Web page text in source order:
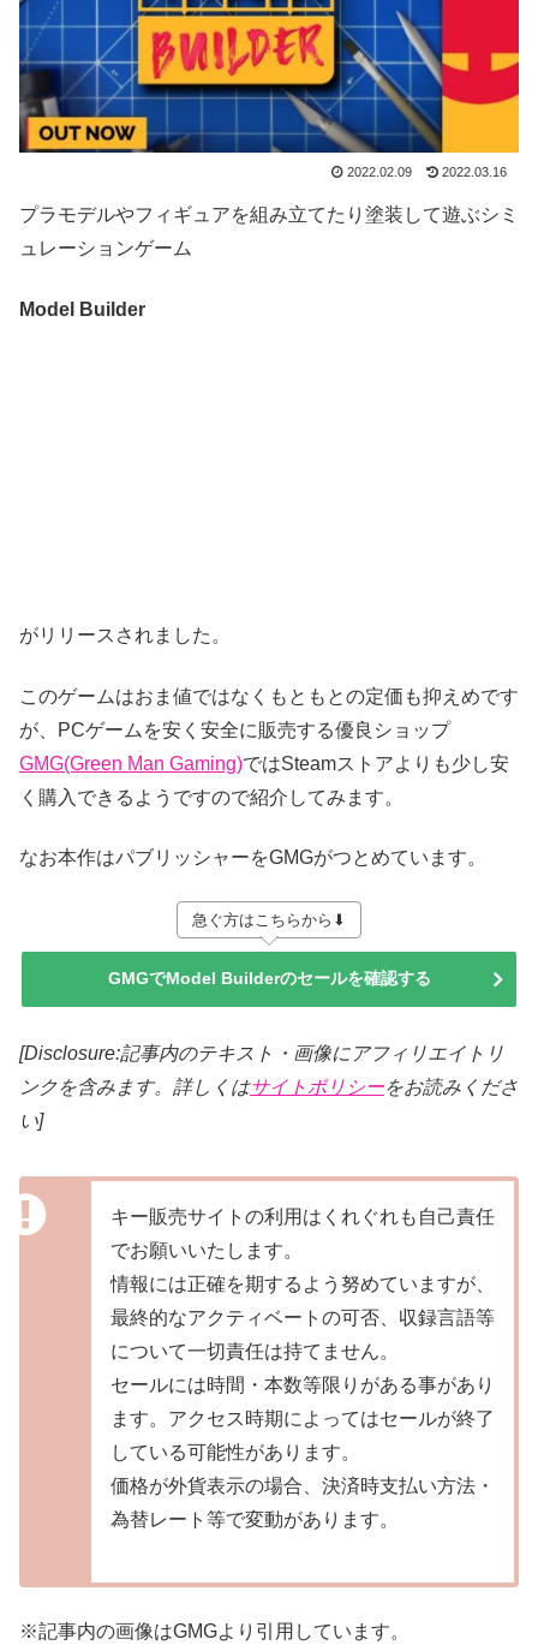
2022.02.09 2022.03.16
プラモデルやフィギュアを組み立てたり塗装して遊ぶシミ
ュレーションゲーム
Model Builder
がリリースされました。
このゲームはおま値ではなくもともとの定価も抑えめです
が、PCゲームを安く安全に販売する優良ショップ
GMG(Green Man Gaming)ではSteamストアよりも少し安
く購入できるようですので紹介してみます。
なお本作はパブリッシャーをGMGがつとめています。
急ぐ方はこちらから⬇
GMGでModel Builderのセールを確認する
[Disclosure:記事内のテキスト・画像にアフィリエイトリ
ンクを含みます。詳しくはサイトポリシーをお読みくださ
い]
キー販売サイトの利用はくれぐれも自己責任
でお願いいたします。
情報には正確を期するよう努めていますが、
最終的なアクティベートの可否、収録言語等
について一切責任は持てません。
セールには時間・本数等限りがある事があり
ます。アクセス時期によってはセールが終了
している可能性があります。
価格が外貨表示の場合、決済時支払い方法・
為替レート等で変動があります。
※記事内の画像はGMGより引用しています。